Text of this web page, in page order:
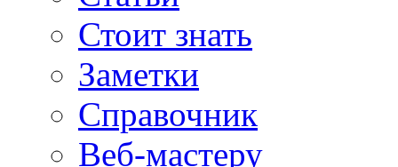
Стоит знать
Заметки
Справочник
Веб-мастеру